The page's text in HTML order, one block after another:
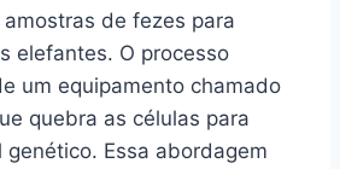
de fezes para
elefantes. O processo
um equipamento chamado
quebra as células para
Essa abordagem